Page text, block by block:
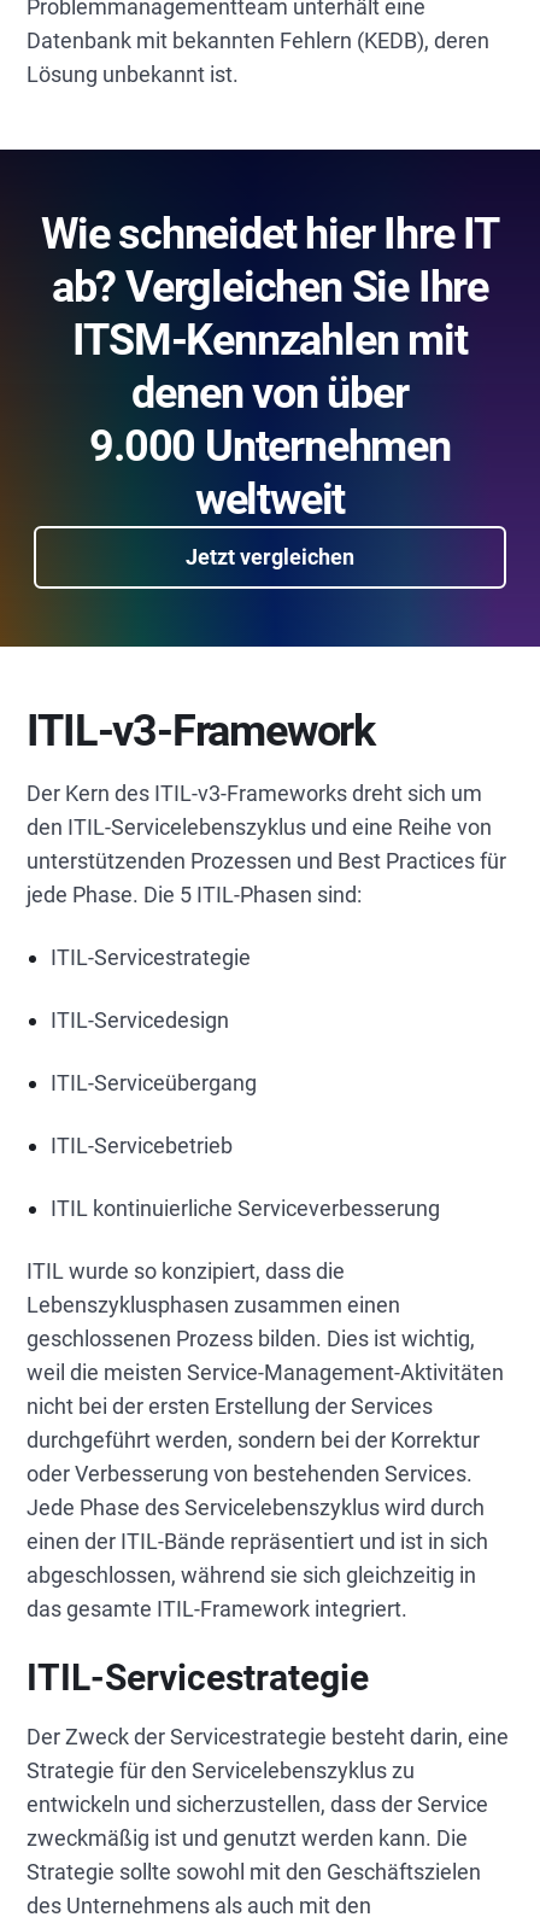
Problemmanagementteam unterhält eine
Datenbank mit bekannten Fehlern (KEDB), deren
Lösung unbekannt ist.
Wie schneidet hier Ihre IT
ab? Vergleichen Sie Ihre
ITSM-Kennzahlen mit
denen von über
9.000 Unternehmen
weltweit
Jetzt vergleichen
ITIL-v3-Framework
Der Kern des ITIL-v3-Frameworks dreht sich um
den ITIL-Servicelebenszyklus und eine Reihe von
unterstützenden Prozessen und Best Practices für
jede Phase. Die 5 ITIL-Phasen sind:
ITIL-Servicestrategie
ITIL-Servicedesign
ITIL-Serviceübergang
ITIL-Servicebetrieb
ITIL kontinuierliche Serviceverbesserung
ITIL wurde so konzipiert, dass die
Lebenszyklusphasen zusammen einen
geschlossenen Prozess bilden. Dies ist wichtig,
weil die meisten Service-Management-Aktivitäten
nicht bei der ersten Erstellung der Services
durchgeführt werden, sondern bei der Korrektur
oder Verbesserung von bestehenden Services.
Jede Phase des Servicelebenszyklus wird durch
einen der ITIL-Bände repräsentiert und ist in sich
abgeschlossen, während sie sich gleichzeitig in
das gesamte ITIL-Framework integriert.
ITIL-Servicestrategie
Der Zweck der Servicestrategie besteht darin, eine
Strategie für den Servicelebenszyklus zu
entwickeln und sicherzustellen, dass der Service
zweckmäßig ist und genutzt werden kann. Die
Strategie sollte sowohl mit den Geschäftszielen
des Unternehmens als auch mit den